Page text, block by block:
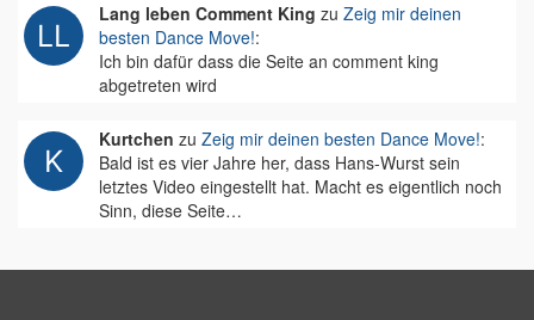
Lang leben Comment King zu Zeig mir deinen
besten Dance Move!:
Ich bin dafür dass die Seite an comment king
abgetreten wird
Kurtchen zu Zeig mir deinen besten Dance Move!:
Bald ist es vier Jahre her, dass Hans-Wurst sein
letztes Video eingestellt hat. Macht es eigentlich noch
Sinn, diese Seite…